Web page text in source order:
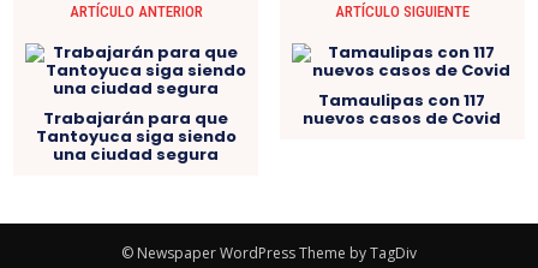
ARTÍCULO ANTERIOR
Trabajarán para que
Tantoyuca siga siendo
una ciudad segura
ARTÍCULO SIGUIENTE
Tamaulipas con 117
nuevos casos de Covid
© Newspaper WordPress Theme by TagDiv